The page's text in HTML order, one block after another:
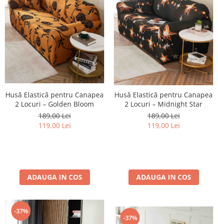
Husă Elastică pentru Canapea
2 Locuri – Golden Bloom
189,00 Lei
119,00 Lei
ADAUGA IN COS
Husă Elastică pentru Canapea
2 Locuri – Midnight Star
189,00 Lei
119,00 Lei
ADAUGA IN COS
-37%
-37%